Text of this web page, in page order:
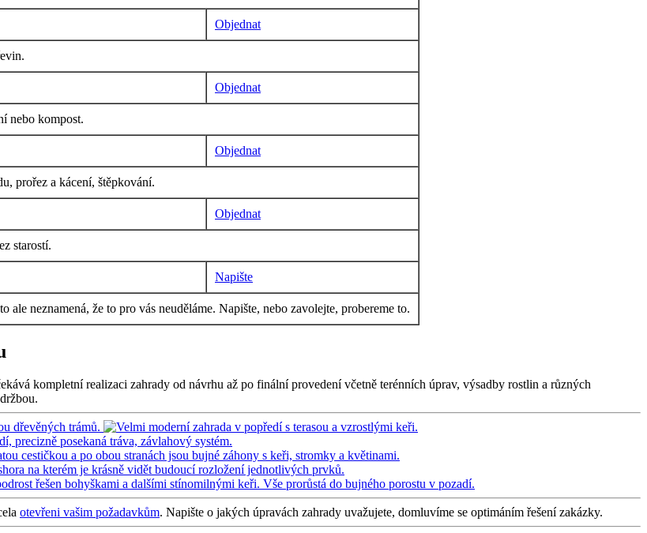
Objednat
Objednat
nebo kompost.
Objednat
prořez a kácení, štěpkování.
Objednat
starostí.
Napište
neznamená, že to pro vás neuděláme. Napište, nebo zavolejte, probereme to.
kompletní realizaci zahrady od návrhu až po finální provedení včetně terénních úprav, výsadby rostlin a různých
otevřeni vašim požadavkům. Napište o jakých úpravách zahrady uvažujete, domluvíme se optimáním řešení zakázky.